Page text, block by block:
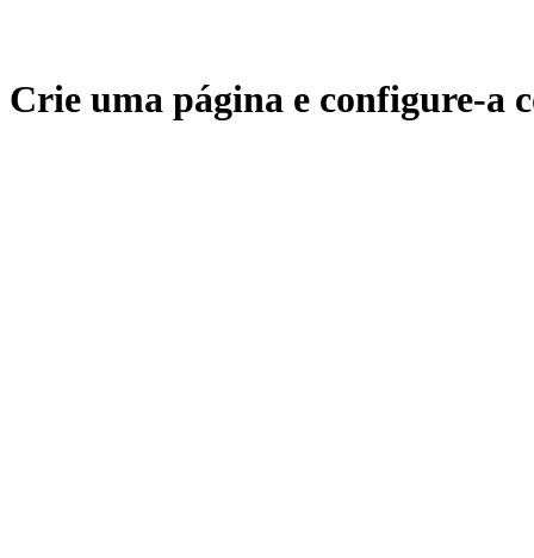
Crie uma página e configure-a